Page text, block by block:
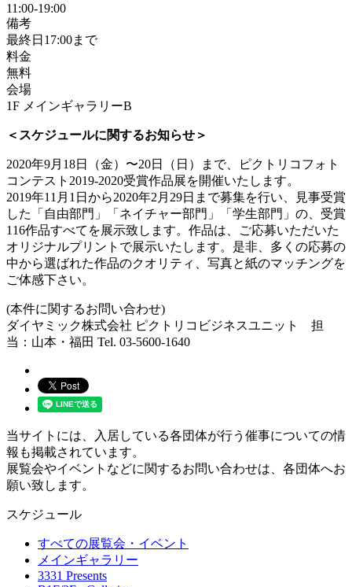
11:00-19:00
備考
最終日17:00まで
料金
無料
会場
1F メインギャラリーB
＜スケジュールに関するお知らせ＞
2020年9月18日（金）〜20日（日）まで、ピクトリコフォト
コンテスト2019-2020受賞作品展を開催いたします。
2019年11月1日から2020年2月29日まで募集を行い、見事受賞
した「自由部門」「ネイチャー部門」「学生部門」の、受賞
116作品すべてを展示致します。作品は、ご応募いただいた
オリジナルプリントで展示いたします。是非、多くの応募の
中から選ばれた作品のクオリティ、写真と紙のマッチングを
ご体感下さい。
(本件に関するお問い合わせ)
ダイヤミック株式会社 ピクトリコビジネスユニット 担
当：山本・福田 Tel. 03-5600-1640
当サイトには、入居している各団体が行う催事についての情
報も掲載されています。
展覧会やイベントなどに関するお問い合わせは、各団体へお
願い致します。
スケジュール
すべての展覧会・イベント
メインギャラリー
3331 Presents